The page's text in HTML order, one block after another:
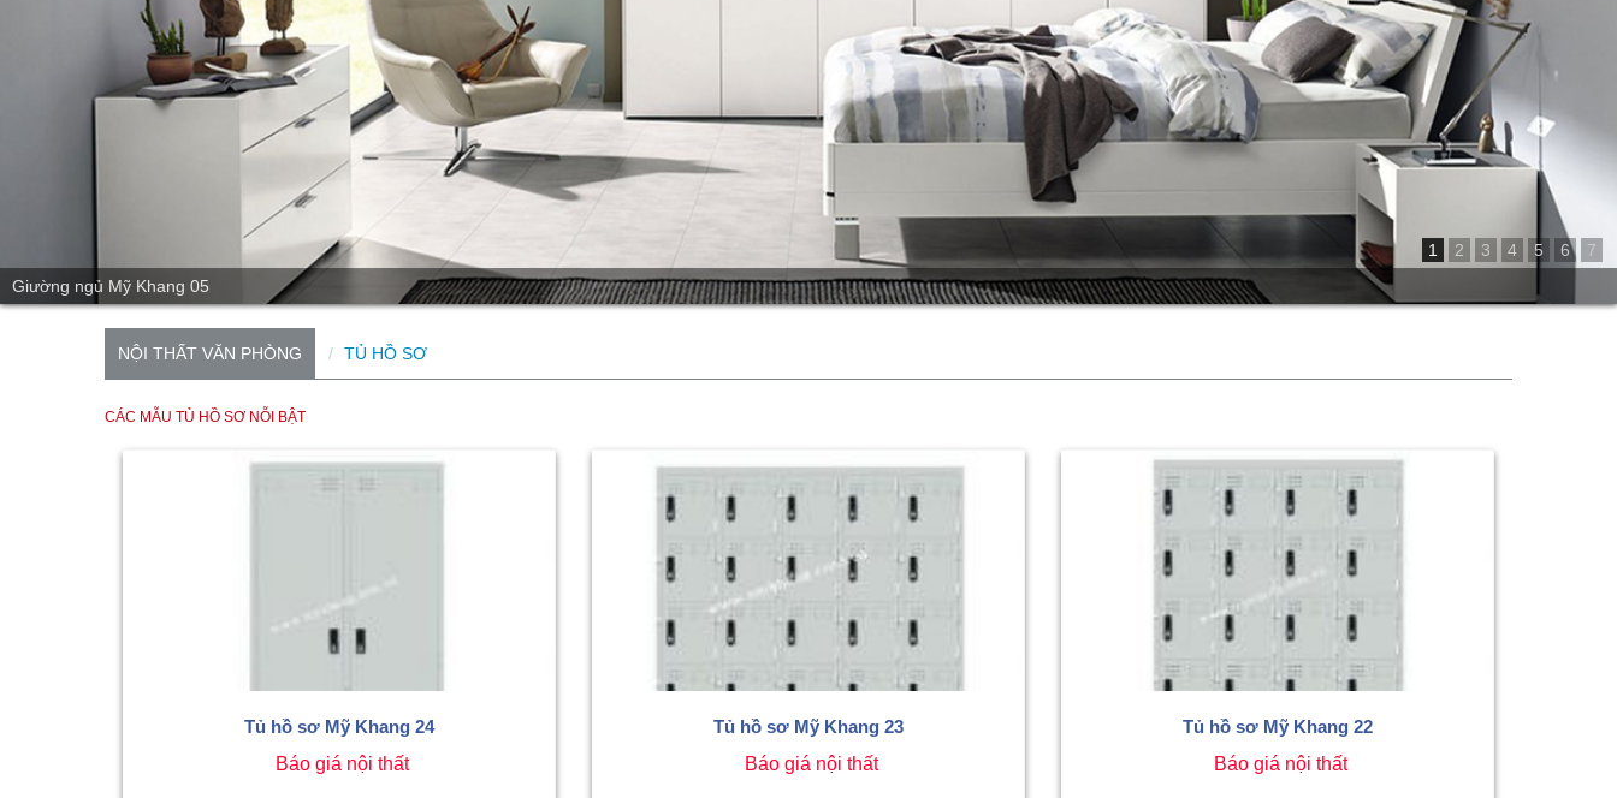
Giường ngủ Mỹ Khang 05
1 2 3 4 5 6 7
NỘI THẤT VĂN PHÒNG TỦ HỒ SƠ
CÁC MẪU TỦ HỒ SƠ NỖI BẬT
Tủ hồ sơ Mỹ Khang 24
Báo giá nội thất
Tủ hồ sơ Mỹ Khang 23
Báo giá nội thất
Tủ hồ sơ Mỹ Khang 22
Báo giá nội thất